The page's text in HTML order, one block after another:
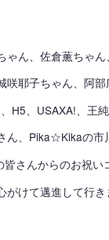
ゃん、佐倉薫ちゃ
耶子ちゃん、阿
H5、USAXA!、王
、 Pika☆Kikaの市
さんからのお祝
けて邁進して行